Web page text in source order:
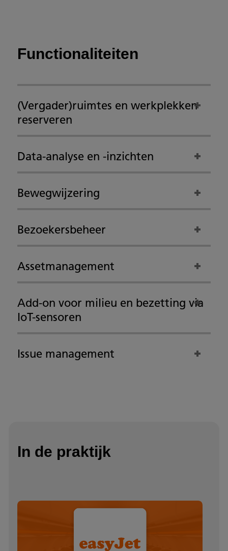
Functionaliteiten
(Vergader)ruimtes en werkplekken
reserveren
Data-analyse en -inzichten
Bewegwijzering
Bezoekersbeheer
Assetmanagement
Add-on voor milieu en bezetting via
IoT-sensoren
Issue management
In de praktijk